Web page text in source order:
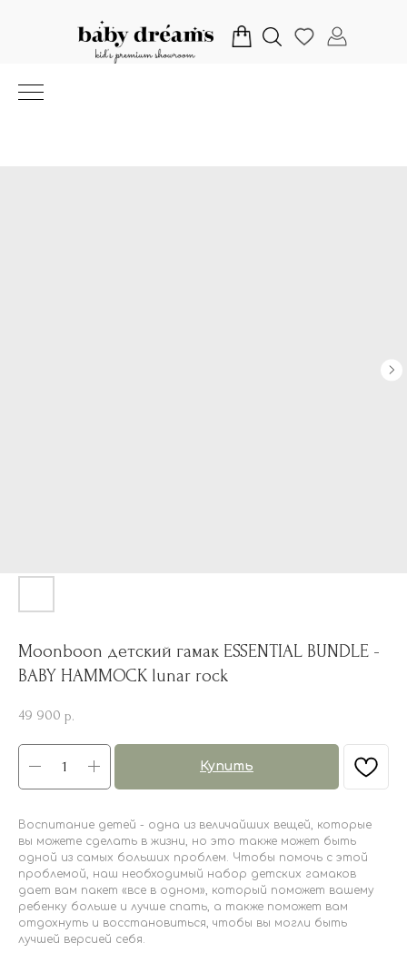
Moonboon детский гамак ESSENTIAL BUNDLE -
BABY HAMMOCK lunar rock
49 900 р.
Купить
Воспитание детей - одна из величайших вещей, которые
вы можете сделать в жизни, но это также может быть
одной из самых больших проблем. Чтобы помочь с этой
проблемой, наш необходимый набор детских гамаков
дает вам пакет «все в одном», который поможет вашему
ребенку больше и лучше спать, а также поможет вам
отдохнуть и восстановиться, чтобы вы могли быть
лучшей версией себя.